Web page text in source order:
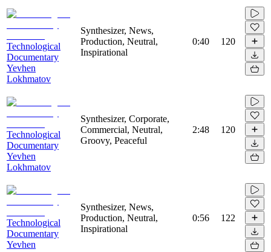
Technological
Documentary
Yevhen
Lokhmatov
Synthesizer, News,
Production, Neutral,
Inspirational
0:40 120
Technological
Documentary
Yevhen
Lokhmatov
Synthesizer, Corporate,
Commercial, Neutral,
Groovy, Peaceful
2:48 120
Technological
Documentary
Yevhen
Synthesizer, News,
Production, Neutral,
Inspirational
0:56 122